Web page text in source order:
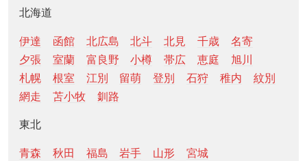
北海道
伊達 函館 北広島 北斗 北見 千歳
名寄
夕張
室蘭 富良野 小樽 帯広 恵庭
旭川
札幌
根室 江別 留萌 登別 石狩 稚内
紋別
網走
苫小牧 釧路
東北
青森 秋田 福島 岩手 山形 宮城